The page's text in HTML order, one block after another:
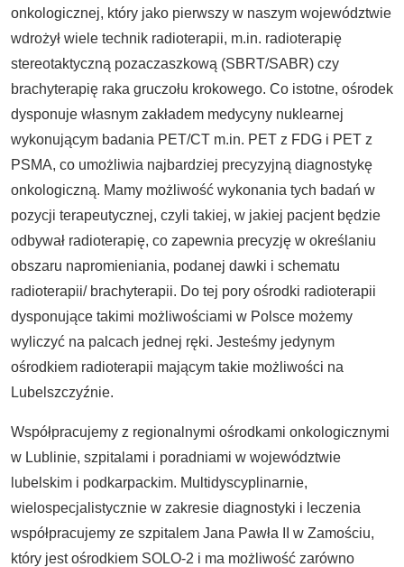
onkologicznej, który jako pierwszy w naszym województwie
wdrożył wiele technik radioterapii, m.in. radioterapię
stereotaktyczną pozaczaszkową (SBRT/SABR) czy
brachyterapię raka gruczołu krokowego. Co istotne, ośrodek
dysponuje własnym zakładem medycyny nuklearnej
wykonującym badania PET/CT m.in. PET z FDG i PET z
PSMA, co umożliwia najbardziej precyzyjną diagnostykę
onkologiczną. Mamy możliwość wykonania tych badań w
pozycji terapeutycznej, czyli takiej, w jakiej pacjent będzie
odbywał radioterapię, co zapewnia precyzję w określaniu
obszaru napromieniania, podanej dawki i schematu
radioterapii/ brachyterapii. Do tej pory ośrodki radioterapii
dysponujące takimi możliwościami w Polsce możemy
wyliczyć na palcach jednej ręki. Jesteśmy jedynym
ośrodkiem radioterapii mającym takie możliwości na
Lubelszczyźnie.
Współpracujemy z regionalnymi ośrodkami onkologicznymi
w Lublinie, szpitalami i poradniami w województwie
lubelskim i podkarpackim. Multidyscyplinarnie,
wielospecjalistycznie w zakresie diagnostyki i leczenia
współpracujemy ze szpitalem Jana Pawła II w Zamościu,
który jest ośrodkiem SOLO-2 i ma możliwość zarówno